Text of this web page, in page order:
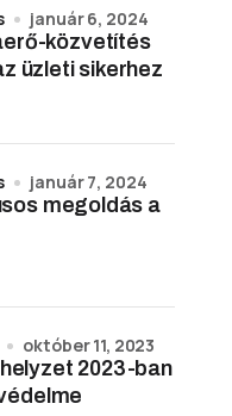
közvetítés
üzleti sikerhez
január 6, 2024
megoldás a
január 7, 2024
2023-ban
október 11, 2023